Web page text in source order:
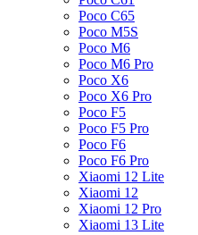
Poco C65
Poco M5S
Poco M6
Poco M6 Pro
Poco X6
Poco X6 Pro
Poco F5
Poco F5 Pro
Poco F6
Poco F6 Pro
Xiaomi 12 Lite
Xiaomi 12
Xiaomi 12 Pro
Xiaomi 13 Lite